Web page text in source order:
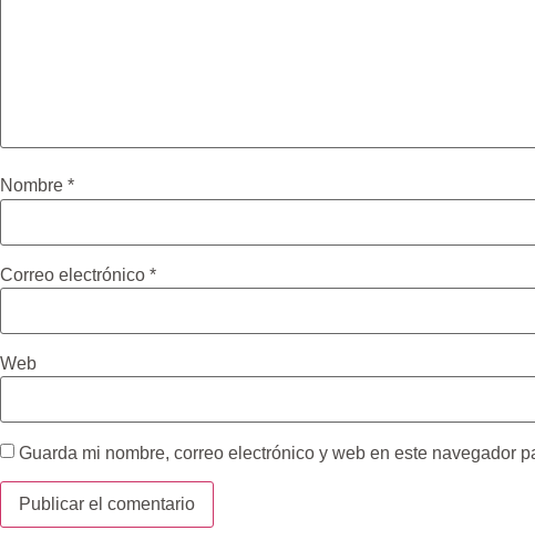
Nombre *
Correo electrónico *
Web
Guarda mi nombre, correo electrónico y web en este navegador